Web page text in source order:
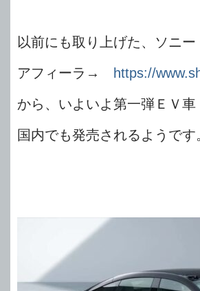
以前にも取り上げた、ソニ
アフィーラ→ https://
から、いよいよ第一弾ＥＶ
国内でも発売されるようです